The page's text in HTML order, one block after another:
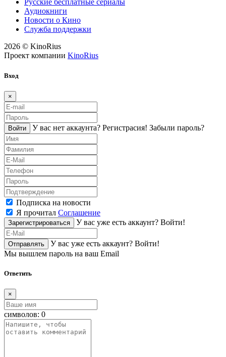
Русские бесплатные сериалы
Аудиокниги
Новости о Кино
Служба поддержки
2026 © KinoRius
Проект компании KinoRius
Вход
×
Войти У вас нет аккаунта? Регистраcия! Забыли пароль?
Подписка на новости
Я прочитал Соглашение
Зарегистрироваться У вас уже есть аккаунт? Войти!
Отправлять У вас уже есть аккаунт? Войти!
Мы вышлем пароль на ваш Email
Ответить
×
символов: 0